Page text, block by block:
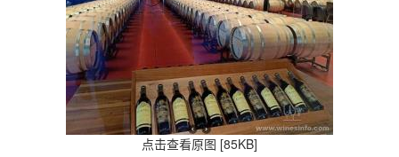
点击查看原图 [85KB]